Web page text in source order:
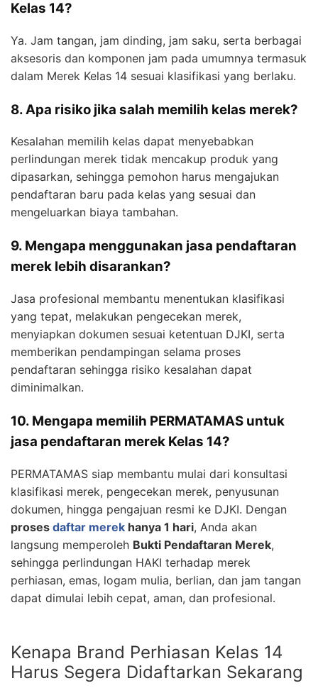
Kelas 14?
Ya. Jam tangan, jam dinding, jam saku, serta berbagai
aksesoris dan komponen jam pada umumnya termasuk
dalam Merek Kelas 14 sesuai klasifikasi yang berlaku.
8. Apa risiko jika salah memilih kelas merek?
Kesalahan memilih kelas dapat menyebabkan
perlindungan merek tidak mencakup produk yang
dipasarkan, sehingga pemohon harus mengajukan
pendaftaran baru pada kelas yang sesuai dan
mengeluarkan biaya tambahan.
9. Mengapa menggunakan jasa pendaftaran
merek lebih disarankan?
Jasa profesional membantu menentukan klasifikasi
yang tepat, melakukan pengecekan merek,
menyiapkan dokumen sesuai ketentuan DJKI, serta
memberikan pendampingan selama proses
pendaftaran sehingga risiko kesalahan dapat
diminimalkan.
10. Mengapa memilih PERMATAMAS untuk
jasa pendaftaran merek Kelas 14?
PERMATAMAS siap membantu mulai dari konsultasi
klasifikasi merek, pengecekan merek, penyusunan
dokumen, hingga pengajuan resmi ke DJKI. Dengan
proses daftar merek hanya 1 hari, Anda akan
langsung memperoleh Bukti Pendaftaran Merek,
sehingga perlindungan HAKI terhadap merek
perhiasan, emas, logam mulia, berlian, dan jam tangan
dapat dimulai lebih cepat, aman, dan profesional.
Kenapa Brand Perhiasan Kelas 14
Harus Segera Didaftarkan Sekarang